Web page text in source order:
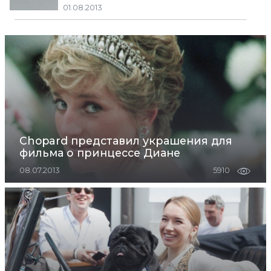
01.08.2013
Chopard представил украшения для
фильма о принцессе Диане
08.07.2013 5910